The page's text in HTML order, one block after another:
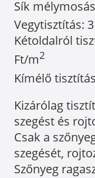
Sík
Vegytisztítás:
Kétoldalról
Ft/m2
Kímélő
Kizárólag
szegést és
Csak a
szegését,
Szőnyeg